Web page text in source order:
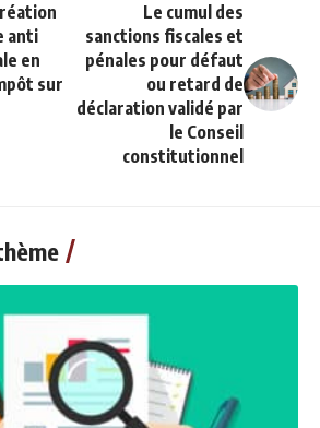
anti
en
sur
Le cumul des
sanctions fiscales et
pénales pour défaut
ou retard de
déclaration validé par
le Conseil
constitutionnel